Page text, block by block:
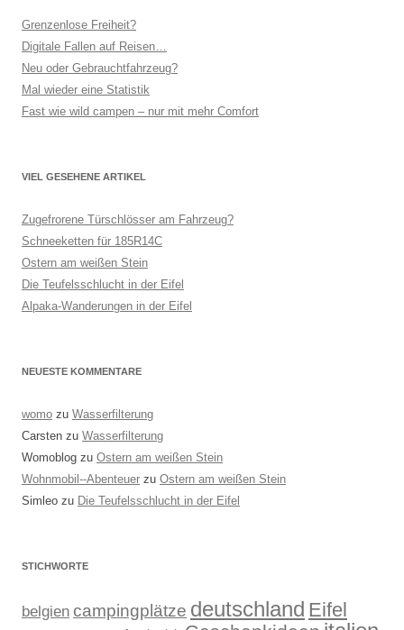
Grenzenlose Freiheit?
Digitale Fallen auf Reisen…
Neu oder Gebrauchtfahrzeug?
Mal wieder eine Statistik
Fast wie wild campen – nur mit mehr Comfort
VIEL GESEHENE ARTIKEL
Zugefrorene Türschlösser am Fahrzeug?
Schneeketten für 185R14C
Ostern am weißen Stein
Die Teufelsschlucht in der Eifel
Alpaka-Wanderungen in der Eifel
NEUESTE KOMMENTARE
womo zu Wasserfilterung
Carsten zu Wasserfilterung
Womoblog zu Ostern am weißen Stein
Wohnmobil--Abenteuer zu Ostern am weißen Stein
Simleo zu Die Teufelsschlucht in der Eifel
STICHWORTE
belgien campingplätze deutschland Eifel